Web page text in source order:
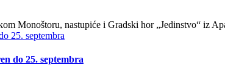
Monoštoru, nastupiće i Gradski hor „Jedinstvo“ iz
do 25. septembra